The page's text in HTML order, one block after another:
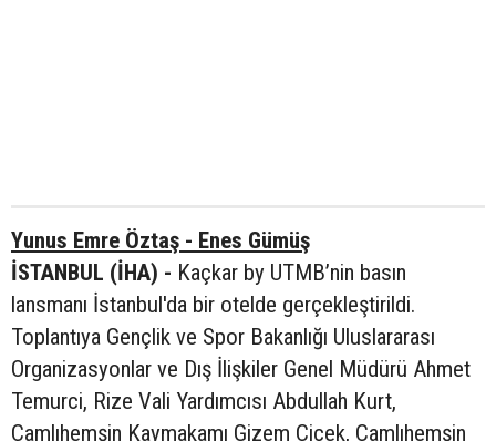
Yunus Emre Öztaş - Enes Gümüş
İSTANBUL (İHA) - Kaçkar by UTMB’nin basın
lansmanı İstanbul'da bir otelde gerçekleştirildi.
Toplantıya Gençlik ve Spor Bakanlığı Uluslararası
Organizasyonlar ve Dış İlişkiler Genel Müdürü Ahmet
Temurci, Rize Vali Yardımcısı Abdullah Kurt,
Çamlıhemşin Kaymakamı Gizem Çiçek, Çamlıhemşin